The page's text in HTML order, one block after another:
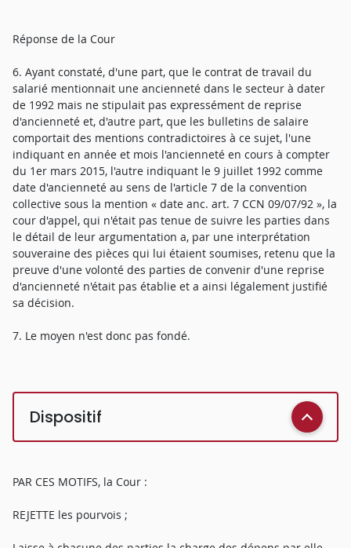
Réponse de la Cour
6. Ayant constaté, d'une part, que le contrat de travail du
salarié mentionnait une ancienneté dans le secteur à dater
de 1992 mais ne stipulait pas expressément de reprise
d'ancienneté et, d'autre part, que les bulletins de salaire
comportait des mentions contradictoires à ce sujet, l'une
indiquant en année et mois l'ancienneté en cours à compter
du 1er mars 2015, l'autre indiquant le 9 juillet 1992 comme
date d'ancienneté au sens de l'article 7 de la convention
collective sous la mention « date anc. art. 7 CCN 09/07/92 », la
cour d'appel, qui n'était pas tenue de suivre les parties dans
le détail de leur argumentation a, par une interprétation
souveraine des pièces qui lui étaient soumises, retenu que la
preuve d'une volonté des parties de convenir d'une reprise
d'ancienneté n'était pas établie et a ainsi légalement justifié
sa décision.
7. Le moyen n'est donc pas fondé.
Dispositif
PAR CES MOTIFS, la Cour :
REJETTE les pourvois ;